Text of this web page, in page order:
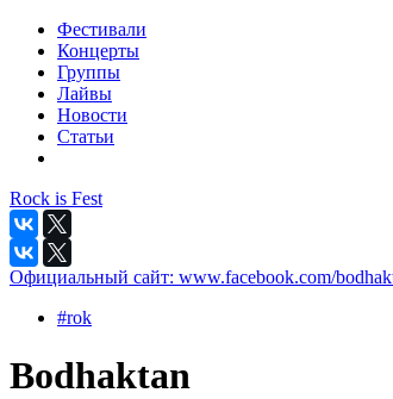
Фестивали
Концерты
Группы
Лайвы
Новости
Статьи
Rock is Fest
Официальный сайт: www.facebook.com/
#rok
Bodhaktan